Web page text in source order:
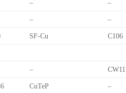
– –
– –
SF-Cu C106
–
CuTeP –